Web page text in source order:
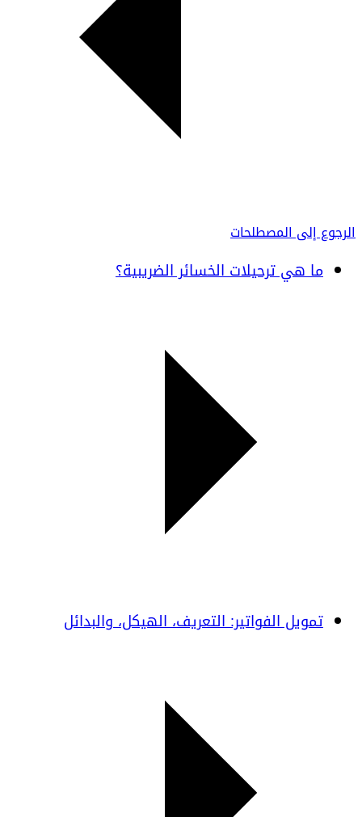
الرجوع إلى المصطلحات
ما هي ترحيلات الخسائر الضريبية؟
تمويل الفواتير: التعريف، الهيكل، والبدائل